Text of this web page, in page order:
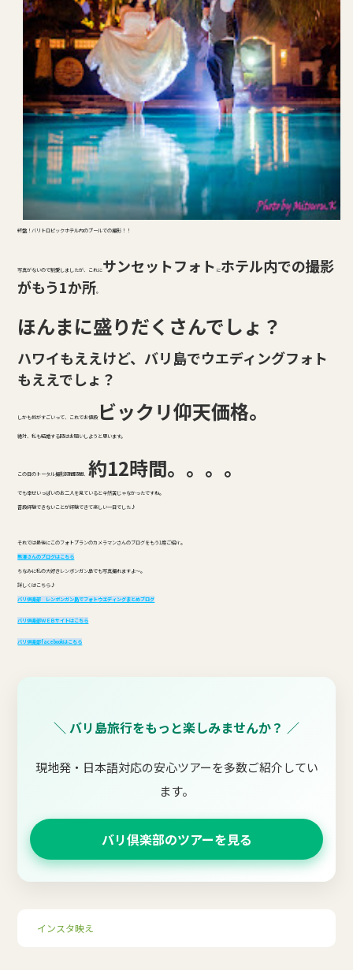
終盤！バリトロピックホテル内のプールでの撮影！！
写真がないので割愛しましたが、これにサンセットフォト にホテル内での撮影
がもう1か所。
ほんまに盛りだくさんでしょ？
ハワイもええけど、バリ島でウエディングフォト
もええでしょ？
しかも何がすごいって、これでお値段ビックリ仰天価格。
絶対、私も結婚する時はお願いしようと思います。
この日のトータル撮影時間時間、約12時間。。。。
でも幸せいっぱいのお二人を見ていると全然苦じゃなかったですね。
普段経験できないことが経験できて楽しい一日でした♪
それでは最後にこのフォトプランのカメラマンさんのブログをもう1度ご紹介。
熊澤さんのブログはこちら
ちなみに私の大好きレンボンガン島でも写真撮れますよ～。
詳しくはこちら♪
バリ倶楽部 レンボンガン島でフォトウエディングまとめブログ
バリ倶楽部ＷＥＢサイトはこちら
バリ倶楽部facebookはこちら
＼ バリ島旅行をもっと楽しみませんか？ ／
現地発・日本語対応の安心ツアーを多数ご紹介してい
ます。
バリ倶楽部のツアーを見る
インスタ映え